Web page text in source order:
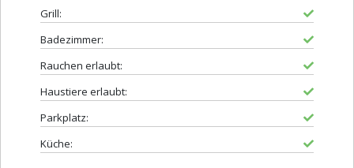
Grill:
Badezimmer:
Rauchen erlaubt:
Haustiere erlaubt:
Parkplatz:
Küche: